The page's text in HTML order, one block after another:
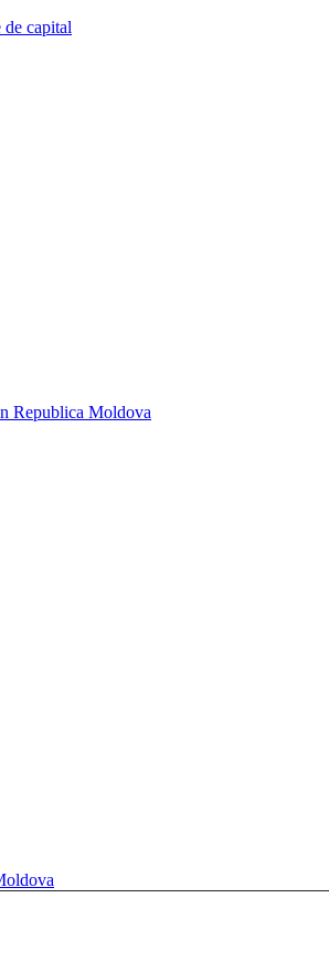
capital
Republica Moldova